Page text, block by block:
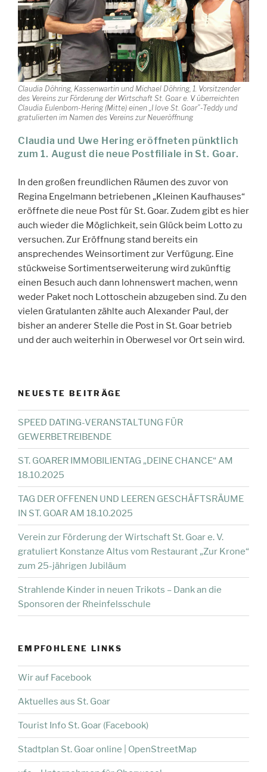
Claudia Döhring, Kassenwartin und Michael Döhring, 1. Vorsitzender
des Vereins zur Förderung der Wirtschaft St. Goar e. V. überreichten
Claudia Eulenborn-Hering (Mitte) einen „I love St. Goar”-Teddy und
gratulierten im Namen des Vereins zur Neueröffnung
Claudia und Uwe Hering eröffneten pünktlich
zum 1. August die neue Postfiliale in St. Goar.
In den großen freundlichen Räumen des zuvor von
Regina Engelmann betriebenen „Kleinen Kaufhauses“
eröffnete die neue Post für St. Goar. Zudem gibt es hier
auch wieder die Möglichkeit, sein Glück beim Lotto zu
versuchen. Zur Eröffnung stand bereits ein
ansprechendes Weinsortiment zur Verfügung. Eine
stückweise Sortimentserweiterung wird zukünftig
einen Besuch auch dann lohnenswert machen, wenn
weder Paket noch Lottoschein abzugeben sind. Zu den
vielen Gratulanten zählte auch Alexander Paul, der
bisher an anderer Stelle die Post in St. Goar betrieb
und der auch weiterhin in Oberwesel vor Ort sein wird.
NEUESTE BEITRÄGE
SPEED DATING-VERANSTALTUNG FÜR
GEWERBETREIBENDE
ST. GOARER IMMOBILIENTAG „DEINE CHANCE“ AM
18.10.2025
TAG DER OFFENEN UND LEEREN GESCHÄFTSRÄUME
IN ST. GOAR AM 18.10.2025
Verein zur Förderung der Wirtschaft St. Goar e. V.
gratuliert Konstanze Altus vom Restaurant „Zur Krone“
zum 25-jährigen Jubiläum
Strahlende Kinder in neuen Trikots – Dank an die
Sponsoren der Rheinfelsschule
EMPFOHLENE LINKS
Wir auf Facebook
Aktuelles aus St. Goar
Tourist Info St. Goar (Facebook)
Stadtplan St. Goar online | OpenStreetMap